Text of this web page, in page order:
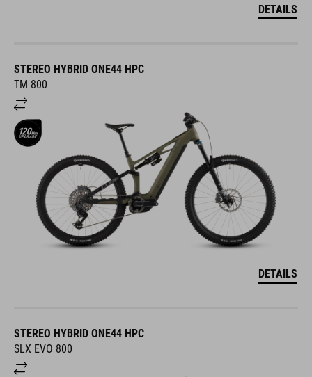
DETAILS
STEREO HYBRID ONE44 HPC
TM 800
DETAILS
STEREO HYBRID ONE44 HPC
SLX EVO 800